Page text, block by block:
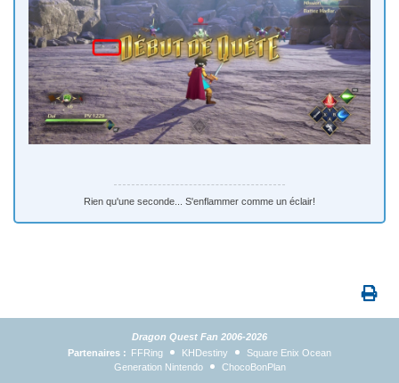
Rien qu'une seconde... S'enflammer comme un éclair!
Dragon Quest Fan 2006-2026
Partenaires : FFRing KHDestiny
Square Enix Ocean
Generation Nintendo
ChocoBonPlan